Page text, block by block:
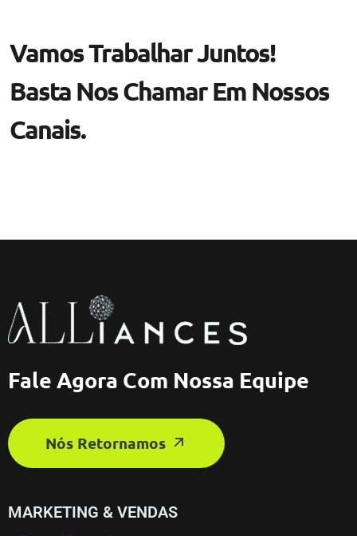
Vamos Trabalhar Juntos!
Basta Nos Chamar Em Nossos
Canais.
Fale Agora Com Nossa Equipe
Nós Retornamos
MARKETING & VENDAS